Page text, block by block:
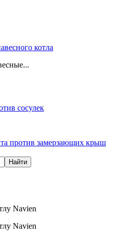
котла
сосулек
против замерзающих крыш
Navien
Navien